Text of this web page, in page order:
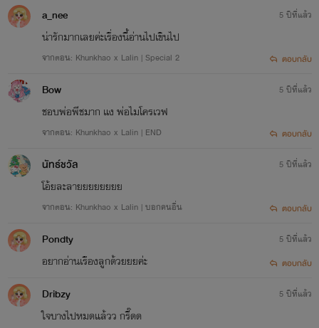
a_nee
น่ารักมากเลยค่ะเรื่องนี้อ่านไปเขินไป
จากตอน: Khunkhao x Lalin | Special 2
5 ปีที่แล้ว
ตอบกลับ
Bow
ชอบพ่อพีชมาก แง พ่อไมโครเวฟ
จากตอน: Khunkhao x Lalin | END
5 ปีที่แล้ว
ตอบกลับ
นัทธ์ชวัล
โอ้ยละลายยยยยยยย
จากตอน: Khunkhao x Lalin | บอกคนอื่น
5 ปีที่แล้ว
ตอบกลับ
Pondty
อยากอ่านเรืองลูกด้วยยยค่ะ
5 ปีที่แล้ว
ตอบกลับ
Dribzy
ใจบางไปหมดแล้วว กรี๊ดด
5 ปีที่แล้ว